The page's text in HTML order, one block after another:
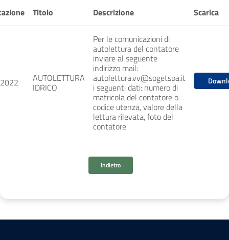
Titolo Descrizione Scarica
AUTOLETTURA
IDRICO
Per le comunicazioni di
autolettura del contatore
inviare al seguente
indirizzo mail:
autolettura.vv@sogetspa.it
i seguenti dati: numero di
matricola del contatore o
codice utenza, valore della
lettura rilevata, foto del
contatore
Indietro